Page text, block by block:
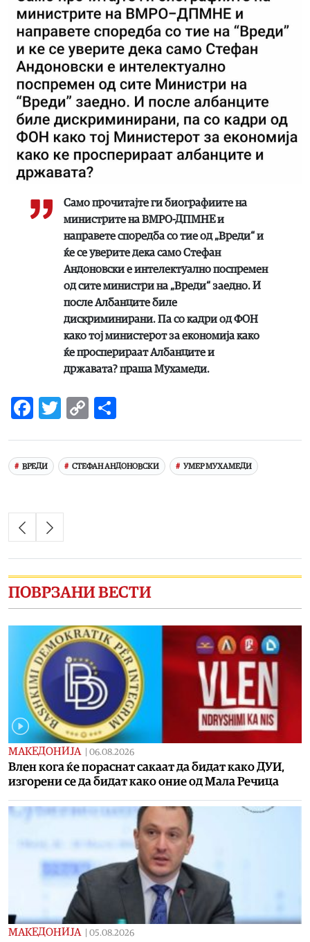
Само прочитајте ги биографиите на
министрите на ВМРО-ДПМНЕ и
направете споредба со тие од „Вреди“ и
ќе се уверите дека само Стефан
Андоновски е интелектуално поспремен
од сите министри на „Вреди“ заедно. И
после Албанците биле
дискриминирани. Па со кадри од ФОН
како тој министерот за економија како
ќе просперираат Албанците и
државата? праша Мухамеди.
Facebook
Twitter
Copy
ВРЕДИ СТЕФАН АНДОНОВСКИ УМЕР МУХАМЕДИ
ПОВРЗАНИ ВЕСТИ
МАКЕДОНИЈА 06.08.2026
Влен кога ќе пораснат сакаат да бидат како ДУИ,
изгорени се да бидат како оние од Мала Речица
МАКЕДОНИЈА 05.08.2026